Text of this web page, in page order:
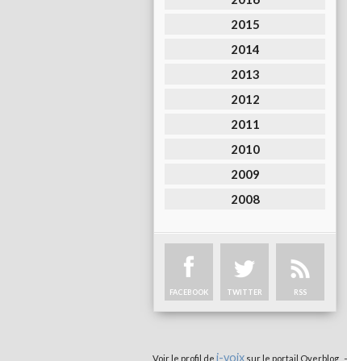
2015
2014
2013
2012
2011
2010
2009
2008
FACEBOOK TWITTER RSS
Voir le profil de i-voixsur le portail Overblog